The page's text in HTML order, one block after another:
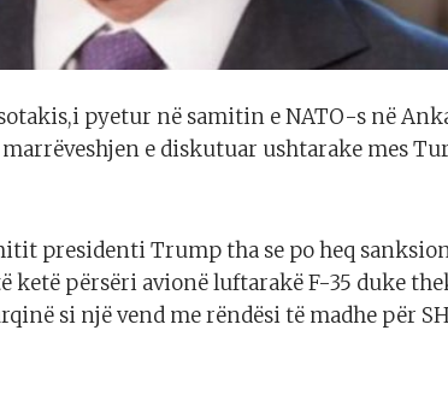
pyetur në samitin e NATO-s në
e diskutuar ushtarake mes
presidenti Trump tha se po heq
ketë përsëri avionë luftarakë F-35 duke
si një vend me rëndësi të madhe për